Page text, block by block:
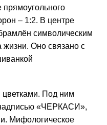
– 1:2. В центре
символическим
жизни. Оно связано с
Под ним
надписью «ЧЕРКАСИ»,
Мифологическое